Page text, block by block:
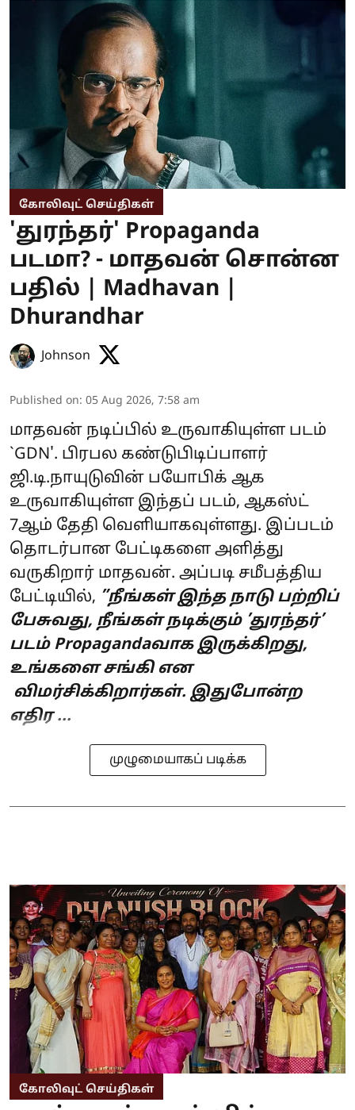
கோலிவுட் செய்திகள்
'துரந்தர்' Propaganda
படமா? - மாதவன் சொன்ன
பதில் | Madhavan |
Dhurandhar
Johnson
Published on: 05 Aug 2026, 7:58 am
மாதவன் நடிப்பில் உருவாகியுள்ள படம்
`GDN'. பிரபல கண்டுபிடிப்பாளர்
ஜி.டி.நாயுடுவின் பயோபிக் ஆக
உருவாகியுள்ள இந்தப் படம், ஆகஸ்ட்
7ஆம் தேதி வெளியாகவுள்ளது. இப்படம்
தொடர்பான பேட்டிகளை அளித்து
வருகிறார் மாதவன். அப்படி சமீபத்திய
பேட்டியில், ”நீங்கள் இந்த நாடு பற்றிப்
பேசுவது, நீங்கள் நடிக்கும் ’துரந்தர்’
படம் Propagandaவாக இருக்கிறது,
உங்களை சங்கி என
விமர்சிக்கிறார்கள். இதுபோன்ற
எதிர ...
முழுமையாகப் படிக்க
கோலிவுட் செய்திகள்